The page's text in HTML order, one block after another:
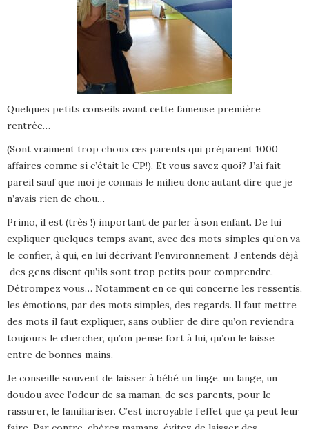
Quelques petits conseils avant cette fameuse première
rentrée…
(Sont vraiment trop choux ces parents qui préparent 1000
affaires comme si c’était le CP!). Et vous savez quoi? J’ai fait
pareil sauf que moi je connais le milieu donc autant dire que je
n’avais rien de chou…
Primo, il est (très !) important de parler à son enfant. De lui
expliquer quelques temps avant, avec des mots simples qu’on va
le confier, à qui, en lui décrivant l’environnement. J’entends déjà
des gens disent qu’ils sont trop petits pour comprendre.
Détrompez vous… Notamment en ce qui concerne les ressentis,
les émotions, par des mots simples, des regards. Il faut mettre
des mots il faut expliquer, sans oublier de dire qu’on reviendra
toujours le chercher, qu’on pense fort à lui, qu’on le laisse
entre de bonnes mains.
Je conseille souvent de laisser à bébé un linge, un lange, un
doudou avec l’odeur de sa maman, de ses parents, pour le
rassurer, le familiariser. C’est incroyable l’effet que ça peut leur